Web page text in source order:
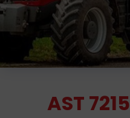
AST 7215